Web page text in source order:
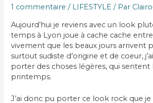
1 commentaire / LIFESTYLE / Par
Aujourd’hui je reviens avec un look
temps à Lyon joue à cache cache
vivement que les beaux jours arrivent
surtout sudiste d’origine et de coeur,
porter des choses légères, qui sentent
printemps.
J’ai donc pu porter ce look rock que je